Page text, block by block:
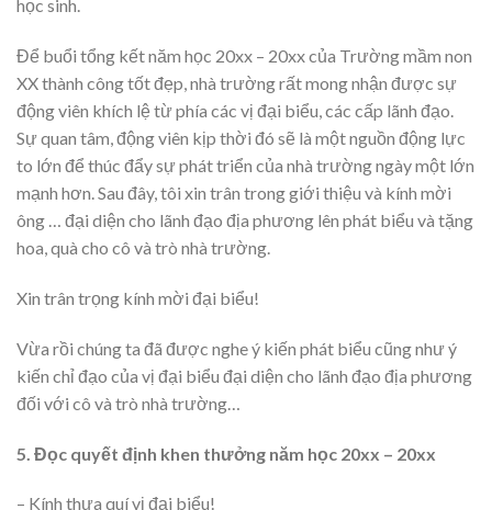
học sinh.
Để buổi tổng kết năm học 20xx – 20xx của Trường mầm non
XX thành công tốt đẹp, nhà trường rất mong nhận được sự
động viên khích lệ từ phía các vị đại biểu, các cấp lãnh đạo.
Sự quan tâm, động viên kịp thời đó sẽ là một nguồn động lực
to lớn để thúc đẩy sự phát triển của nhà trường ngày một lớn
mạnh hơn. Sau đây, tôi xin trân trong giới thiệu và kính mời
ông … đại diện cho lãnh đạo địa phương lên phát biểu và tặng
hoa, quà cho cô và trò nhà trường.
Xin trân trọng kính mời đại biểu!
Vừa rồi chúng ta đã được nghe ý kiến phát biểu cũng như ý
kiến chỉ đạo của vị đại biểu đại diện cho lãnh đạo địa phương
đối với cô và trò nhà trường…
5. Đọc quyết định khen thưởng năm học 20xx – 20xx
– Kính thưa quí vị đại biểu!